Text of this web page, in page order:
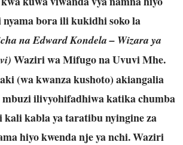
bora ili kukidhi soko la
na Edward Kondela – Wizara ya
Waziri wa Mifugo na Uvuvi Mhe.
(wa kwanza kushoto) akiangalia
mbuzi ilivyohifadhiwa katika chumba
kali kabla ya taratibu nyingine za
hiyo kwenda nje ya nchi. Waziri